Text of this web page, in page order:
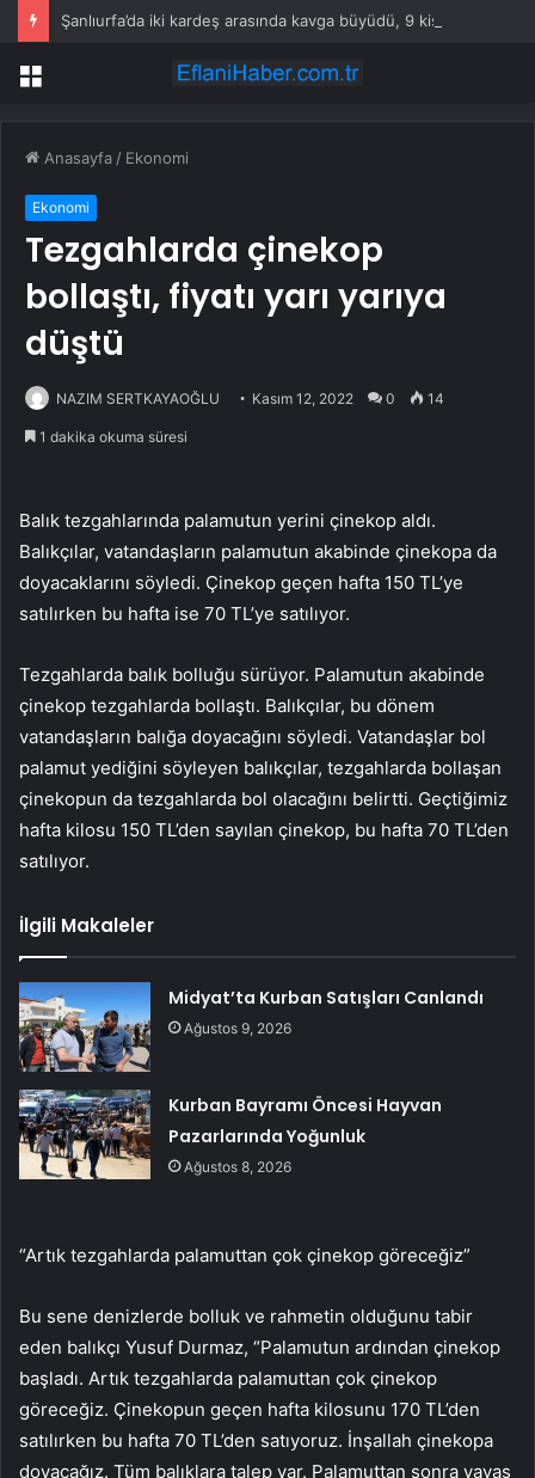
Menü
Anasayfa / Ekonomi
Ekonomi
Tezgahlarda çinekop
bollaştı, fiyatı yarı yarıya
düştü
NAZIM SERTKAYAOĞLU Kasım 12, 2022 0 14
1 dakika okuma süresi
Balık tezgahlarında palamutun yerini çinekop aldı.
Balıkçılar, vatandaşların palamutun akabinde çinekopa da
doyacaklarını söyledi. Çinekop geçen hafta 150 TL’ye
satılırken bu hafta ise 70 TL’ye satılıyor.
Tezgahlarda balık bolluğu sürüyor. Palamutun akabinde
çinekop tezgahlarda bollaştı. Balıkçılar, bu dönem
vatandaşların balığa doyacağını söyledi. Vatandaşlar bol
palamut yediğini söyleyen balıkçılar, tezgahlarda bollaşan
çinekopun da tezgahlarda bol olacağını belirtti. Geçtiğimiz
hafta kilosu 150 TL’den sayılan çinekop, bu hafta 70 TL’den
satılıyor.
İlgili Makaleler
Midyat’ta Kurban Satışları Canlandı
Ağustos 9, 2026
Kurban Bayramı Öncesi Hayvan
Pazarlarında Yoğunluk
Ağustos 8, 2026
“Artık tezgahlarda palamuttan çok çinekop göreceğiz”
Bu sene denizlerde bolluk ve rahmetin olduğunu tabir
eden balıkçı Yusuf Durmaz, “Palamutun ardından çinekop
başladı. Artık tezgahlarda palamuttan çok çinekop
göreceğiz. Çinekopun geçen hafta kilosunu 170 TL’den
satılırken bu hafta 70 TL’den satıyoruz. İnşallah çinekopa
doyacağız. Tüm balıklara talep var. Palamuttan sonra yavaş